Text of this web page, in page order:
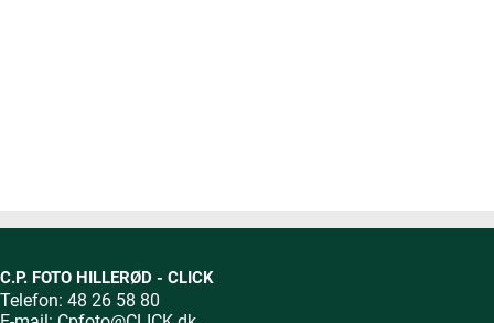
C.P. FOTO HILLERØD - CLICK
Telefon: 48 26 58 80